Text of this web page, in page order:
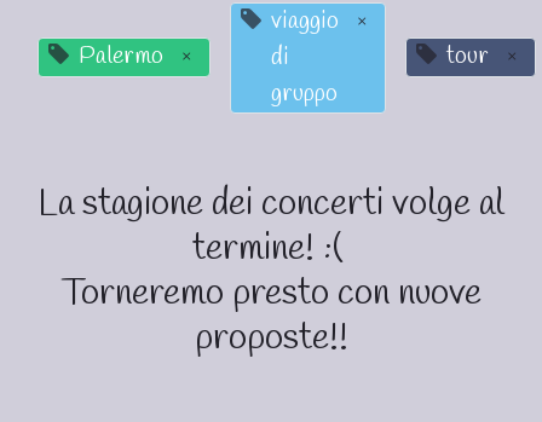
Palermo ×
viaggio
di
gruppo
×
tour ×
La stagione dei concerti volge al
termine! :(
Torneremo presto con nuove
proposte!!